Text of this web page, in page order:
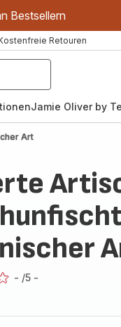
Bestsellern
Retouren
Jamie Oliver by
Art
- /5 -